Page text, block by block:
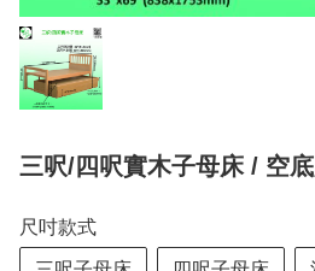
三呎/四呎實木子母床 / 空
尺吋款式